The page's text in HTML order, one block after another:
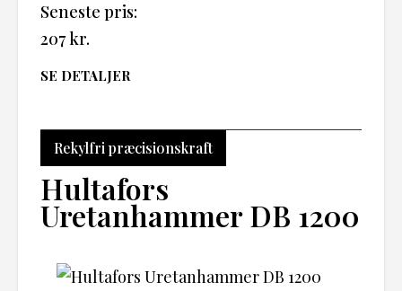
Seneste pris:
207kr.
SE DETALJER
Rekylfri præcisionskraft
Hultafors
Uretanhammer DB 1200